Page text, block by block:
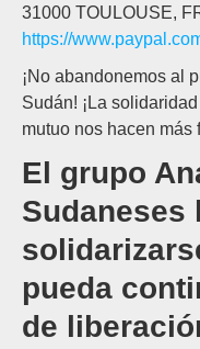
31000 TOULOUSE,
https://
¡No abandonemos al
Sudán! ¡La
mutuo nos hacen más
El grupo
Sudaneses
pueda
de